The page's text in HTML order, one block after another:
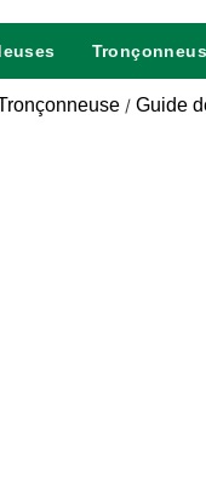
/ Guide